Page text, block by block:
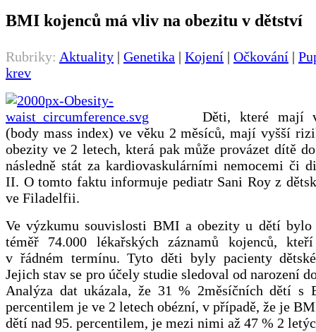
BMI kojenců má vliv na obezitu v dětství
Rubriky: Aktuality | Genetika | Kojení | Očkování |
krev
Děti, které mají
(body mass index) ve věku 2 měsíců, mají vyšší
obezity ve 2 letech, která pak může provázet dítě
následně stát za kardiovaskulárními nemocemi či
II. O tomto faktu informuje pediatr Sani Roy z
ve Filadelfii.
Ve výzkumu souvislosti BMI a obezity u dětí bylo
téměř 74.000 lékařských záznamů kojenců,
v řádném termínu. Tyto děti byly pacienty
Jejich stav se pro účely studie sledoval od narození
Analýza dat ukázala, že 31 % 2měsíčních dětí s
percentilem je ve 2 letech obézní, v případě, že je
dětí nad 95. percentilem, je mezi nimi až 47 % 2